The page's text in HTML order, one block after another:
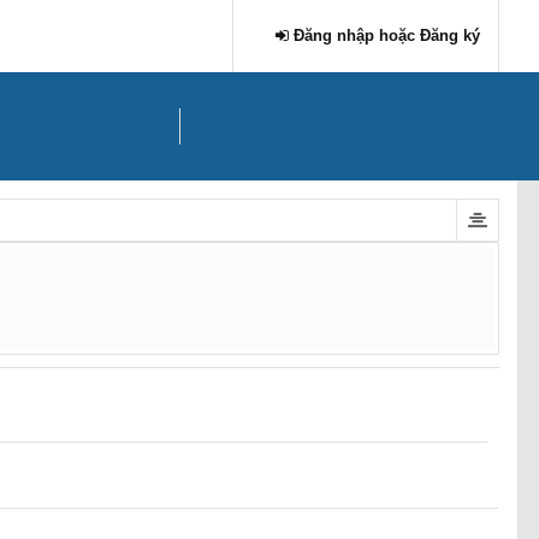
Đăng nhập hoặc Đăng ký